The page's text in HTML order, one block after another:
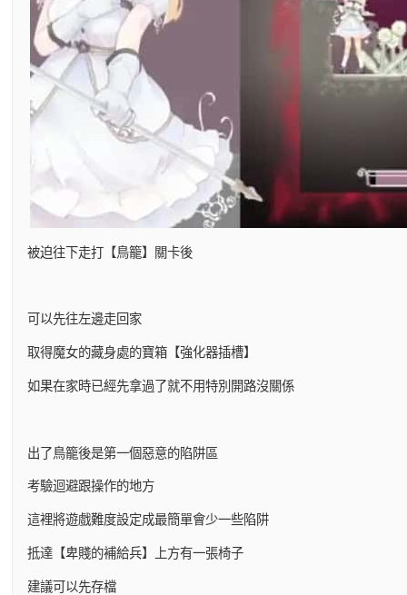
被迫往下走打【鳥籠】關卡後
可以先往左邊走回家
取得魔女的藏身處的寶箱【強化器插槽】
如果在家時已經先拿過了就不用特別開路沒關係
出了鳥籠後是第一個惡意的陷阱區
考驗迴避跟操作的地方
這裡將遊戲難度設定成最簡單會少一些陷阱
抵達【卑賤的補給兵】上方有一張椅子
建議可以先存檔